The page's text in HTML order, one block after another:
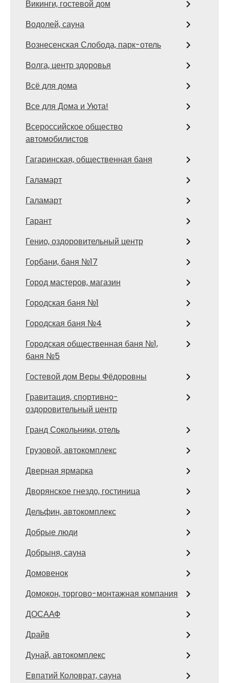
Викинги, гостевой дом
Водолей, сауна
Вознесенская Слобода, парк-отель
Волга, центр здоровья
Всё для дома
Все для Дома и Уюта!
Всероссийское общество
автомобилистов
Гагаринская, общественная баня
Галамарт
Галамарт
Гарант
Генио, оздоровительный центр
Горбани, баня №17
Город мастеров, магазин
Городская баня №1
Городская баня №4
Городская общественная баня №1,
баня №5
Гостевой дом Веры Фёдоровны
Гравитация, спортивно-
оздоровительный центр
Гранд Сокольники, отель
Грузовой, автокомплекс
Дверная ярмарка
Дворянское гнездо, гостиница
Дельфин, автокомплекс
Добрые люди
Добрыня, сауна
Домовенок
Домокон, торгово-монтажная компания
ДОСААФ
Драйв
Дунай, автокомплекс
Евпатий Коловрат, сауна